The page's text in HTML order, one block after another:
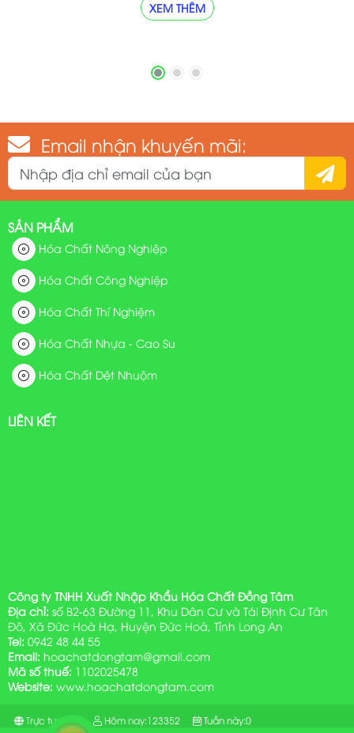
XEM THÊM
Email nhận khuyến mãi:
Công ty TNHH Xuất Nhập Khẩu Hóa Chất Đồng Tâm
Địa chỉ: số B2-63 Đường 11, Khu Dân Cư và Tái Định Cư Tân
Đô, Xã Đức Hoà Hạ, Huyện Đức Hoà, Tỉnh Long An
Tel: 0942 48 44 55
Email: hoachatdongtam@gmail.com
Mã số thuế: 1102025478
Website: www.hoachatdongtam.com
SẢN PHẨM
Hóa Chất Nông Nghiệp
Hóa Chất Công Nghiệp
Hóa Chất Thí Nghiệm
Hóa Chất Nhựa - Cao Su
Hóa Chất Dệt Nhuộm
LIÊN KẾT
Trực tuyến: Hôm nay:123352 Tuần này:0